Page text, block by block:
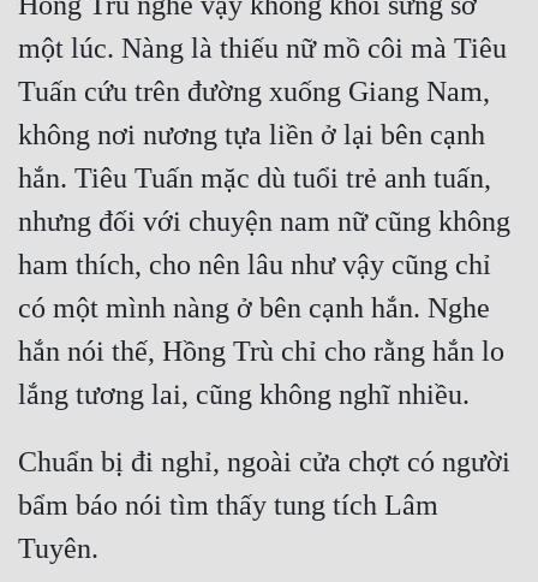
một lúc. Nàng là thiếu nữ mồ côi mà Tiêu
Tuấn cứu trên đường xuống Giang Nam,
không nơi nương tựa liền ở lại bên cạnh
hắn. Tiêu Tuấn mặc dù tuổi trẻ anh tuấn,
nhưng đối với chuyện nam nữ cũng không
ham thích, cho nên lâu như vậy cũng chỉ
có một mình nàng ở bên cạnh hắn. Nghe
hắn nói thế, Hồng Trù chỉ cho rằng hắn lo
Chuẩn bị đi nghỉ, ngoài cửa chợt có người
bẩm báo nói tìm thấy tung tích Lâm